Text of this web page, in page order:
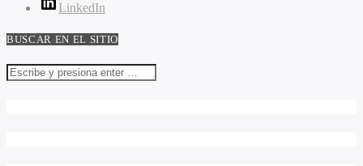
LinkedIn
BUSCAR EN EL SITIO